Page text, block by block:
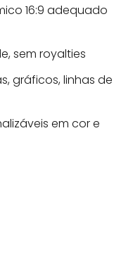
16:9 adequado
sem royalties
gráficos, linhas de
em cor e